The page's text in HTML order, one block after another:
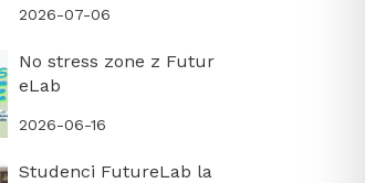
miasta
2026-07-06
No stress zone z Futur
eLab
2026-06-16
Studenci FutureLab la